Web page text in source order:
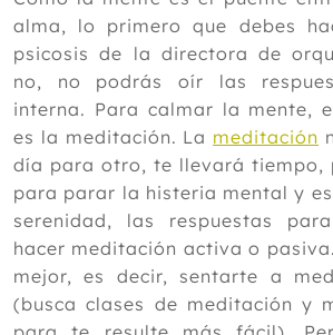
alma, lo primero que debes
psicosis de la directora de
no, no podrás oír las
interna. Para calmar la mente,
es la meditación. La meditación
día para otro, te llevará tiempo,
para parar la histeria mental y
serenidad, las respuestas
hacer meditación activa o
mejor, es decir, sentarte a
(busca clases de meditación y